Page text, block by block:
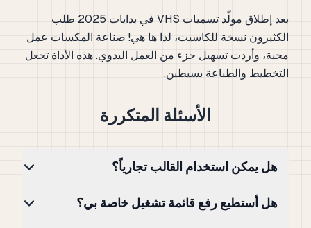
بعد إطلاق مولّد تسميات VHS في بدايات 2025 طلب
الكثيرون نسخة للكاسيت، لذا ها هي! صناعة المكسات عمل
محبة، وأردت تسهيل جزء من العمل اليدوي. هذه الأداة تجعل
التخطيط والطباعة بسيطين.
الأسئلة المتكررة
هل يمكن استخدام القالب تجارياً؟
هل أستطيع رفع قائمة تشغيل خاصة بي؟